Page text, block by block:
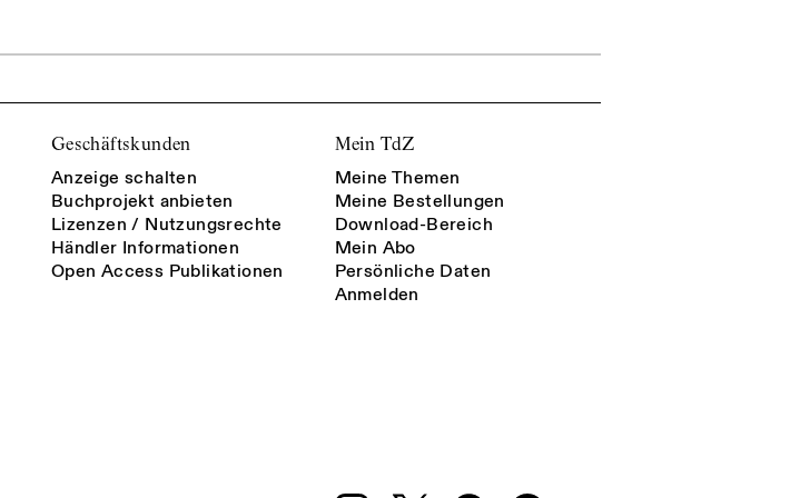
Geschäftskunden
Anzeige schalten
Buchprojekt anbieten
Lizenzen / Nutzungsrechte
Händler Informationen
Open Access Publikationen
Mein TdZ
Meine Themen
Meine Bestellungen
Download-Bereich
Mein Abo
Persönliche Daten
Anmelden